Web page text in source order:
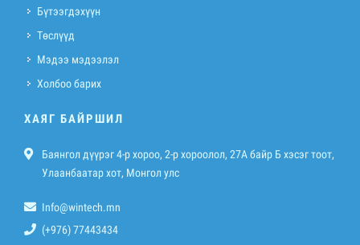
Бүтээгдэхүүн
Төслүүд
Мэдээ мэдээлэл
Холбоо барих
ХАЯГ БАЙРШИЛ
Баянгол дүүрэг 4-р хороо, 2-р хороолол, 27A байр Б хэсэг тоот,
Улаанбаатар хот, Монгол улс
Info@wintech.mn
(+976) 77443434